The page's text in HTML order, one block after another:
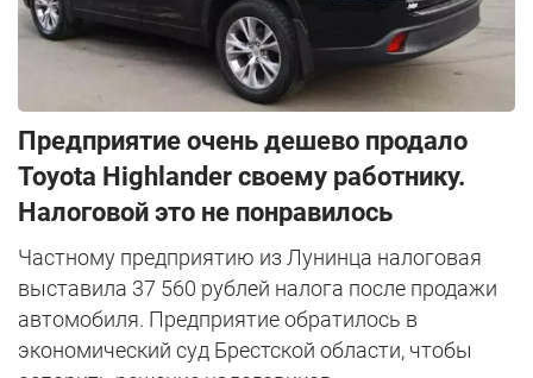
Предприятие очень дешево продало
Toyota Highlander своему работнику.
Налоговой это не понравилось
Частному предприятию из Лунинца налоговая
выставила 37 560 рублей налога после продажи
автомобиля. Предприятие обратилось в
экономический суд Брестской области, чтобы